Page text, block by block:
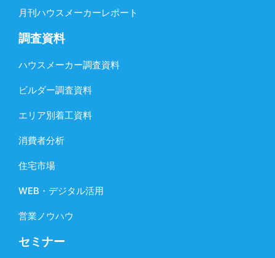
月刊ハウスメーカーレポート
調査資料
ハウスメーカー調査資料
ビルダー調査資料
エリア別着工資料
消費者分析
住宅市場
WEB・デジタル活用
営業ノウハウ
セミナー